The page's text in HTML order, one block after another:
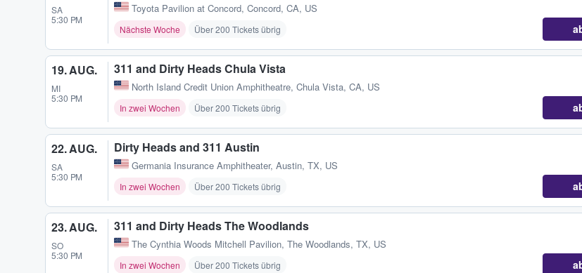
SA
5:30 PM
Toyota Pavilion at Concord, Concord, CA, US
Nächste Woche Über 200 Tickets übrig
19. AUG.
MI
5:30 PM
311 and Dirty Heads Chula Vista
North Island Credit Union Amphitheatre, Chula Vista, CA, US
In zwei Wochen Über 200 Tickets übrig
22. AUG.
SA
5:30 PM
Dirty Heads and 311 Austin
Germania Insurance Amphitheater, Austin, TX, US
In zwei Wochen Über 200 Tickets übrig
23. AUG.
SO
5:30 PM
311 and Dirty Heads The Woodlands
The Cynthia Woods Mitchell Pavilion, The Woodlands, TX, US
In zwei Wochen Über 200 Tickets übrig